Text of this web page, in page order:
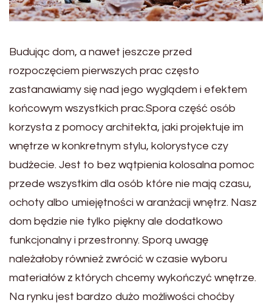
Budując dom, a nawet jeszcze przed
rozpoczęciem pierwszych prac często
zastanawiamy się nad jego wyglądem i efektem
końcowym wszystkich prac.Spora część osób
korzysta z pomocy architekta, jaki projektuje im
wnętrze w konkretnym stylu, kolorystyce czy
budżecie. Jest to bez wątpienia kolosalna pomoc
przede wszystkim dla osób które nie mają czasu,
ochoty albo umiejętności w aranżacji wnętrz. Nasz
dom będzie nie tylko piękny ale dodatkowo
funkcjonalny i przestronny. Sporą uwagę
należałoby również zwrócić w czasie wyboru
materiałów z których chcemy wykończyć wnętrze.
Na rynku jest bardzo dużo możliwości choćby